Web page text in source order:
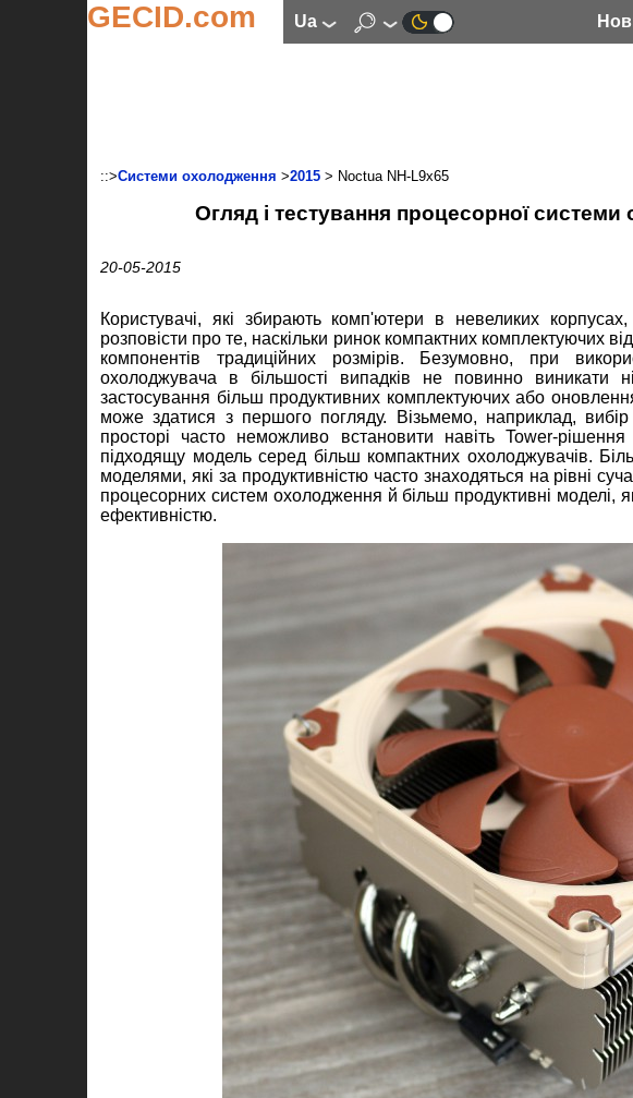
GECID.com ua
::>Системи охолодження >2015 > Noctua NH-L9x65
Огляд і тестування процесорної
20-05-2015
Користувачі, які збирають комп'ютери в невеликих
розповісти про те, наскільки ринок компактних комплектуючих
компонентів традиційних розмірів. Безумовно, при
охолоджувача в більшості випадків не повинно виникати
застосування більш продуктивних комплектуючих або
може здатися з першого погляду. Візьмемо, наприклад,
просторі часто неможливо встановити навіть Tower-рішення
підходящу модель серед більш компактних охолоджувачів.
моделями, які за продуктивністю часто знаходяться на рівні
процесорних систем охолодження й більш продуктивні моделі,
ефективністю.